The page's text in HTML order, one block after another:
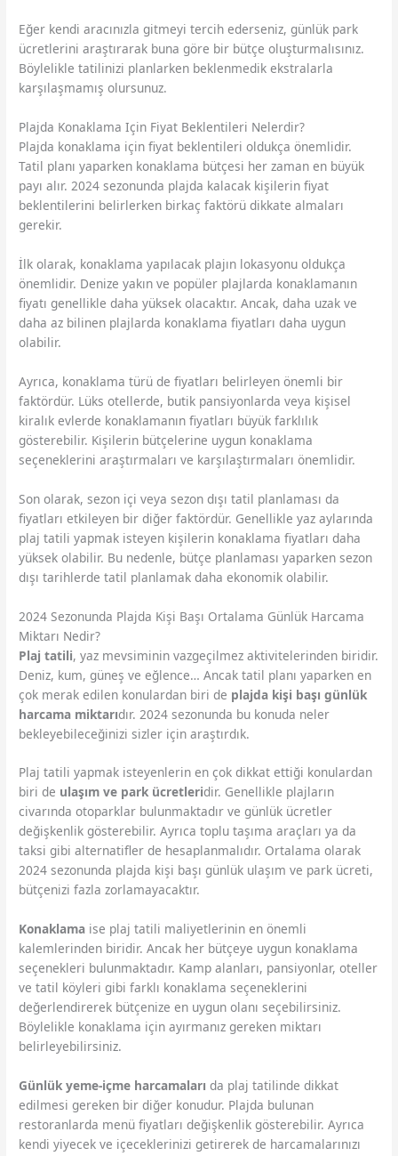
Eğer kendi aracınızla gitmeyi tercih ederseniz, günlük park
ücretlerini araştırarak buna göre bir bütçe oluşturmalısınız.
Böylelikle tatilinizi planlarken beklenmedik ekstralarla
karşılaşmamış olursunuz.
Plajda Konaklama Için Fiyat Beklentileri Nelerdir?
Plajda konaklama için fiyat beklentileri oldukça önemlidir.
Tatil planı yaparken konaklama bütçesi her zaman en büyük
payı alır. 2024 sezonunda plajda kalacak kişilerin fiyat
beklentilerini belirlerken birkaç faktörü dikkate almaları
gerekir.
İlk olarak, konaklama yapılacak plajın lokasyonu oldukça
önemlidir. Denize yakın ve popüler plajlarda konaklamanın
fiyatı genellikle daha yüksek olacaktır. Ancak, daha uzak ve
daha az bilinen plajlarda konaklama fiyatları daha uygun
olabilir.
Ayrıca, konaklama türü de fiyatları belirleyen önemli bir
faktördür. Lüks otellerde, butik pansiyonlarda veya kişisel
kiralık evlerde konaklamanın fiyatları büyük farklılık
gösterebilir. Kişilerin bütçelerine uygun konaklama
seçeneklerini araştırmaları ve karşılaştırmaları önemlidir.
Son olarak, sezon içi veya sezon dışı tatil planlaması da
fiyatları etkileyen bir diğer faktördür. Genellikle yaz aylarında
plaj tatili yapmak isteyen kişilerin konaklama fiyatları daha
yüksek olabilir. Bu nedenle, bütçe planlaması yaparken sezon
dışı tarihlerde tatil planlamak daha ekonomik olabilir.
2024 Sezonunda Plajda Kişi Başı Ortalama Günlük Harcama
Miktarı Nedir?
Plaj tatili, yaz mevsiminin vazgeçilmez aktivitelerinden biridir.
Deniz, kum, güneş ve eğlence… Ancak tatil planı yaparken en
çok merak edilen konulardan biri de plajda kişi başı günlük
harcama miktarıdır. 2024 sezonunda bu konuda neler
bekleyebileceğinizi sizler için araştırdık.
Plaj tatili yapmak isteyenlerin en çok dikkat ettiği konulardan
biri de ulaşım ve park ücretleridir. Genellikle plajların
civarında otoparklar bulunmaktadır ve günlük ücretler
değişkenlik gösterebilir. Ayrıca toplu taşıma araçları ya da
taksi gibi alternatifler de hesaplanmalıdır. Ortalama olarak
2024 sezonunda plajda kişi başı günlük ulaşım ve park ücreti,
bütçenizi fazla zorlamayacaktır.
Konaklama ise plaj tatili maliyetlerinin en önemli
kalemlerinden biridir. Ancak her bütçeye uygun konaklama
seçenekleri bulunmaktadır. Kamp alanları, pansiyonlar, oteller
ve tatil köyleri gibi farklı konaklama seçeneklerini
değerlendirerek bütçenize en uygun olanı seçebilirsiniz.
Böylelikle konaklama için ayırmanız gereken miktarı
belirleyebilirsiniz.
Günlük yeme-içme harcamaları da plaj tatilinde dikkat
edilmesi gereken bir diğer konudur. Plajda bulunan
restoranlarda menü fiyatları değişkenlik gösterebilir. Ayrıca
kendi yiyecek ve içeceklerinizi getirerek de harcamalarınızı